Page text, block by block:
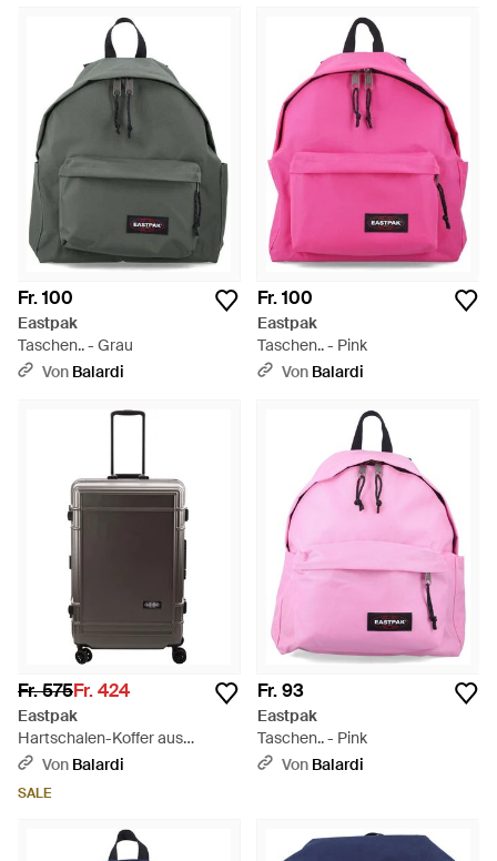
Marke, als er in den 70er Jahren die Firma seines Vaters
übernahm. Seitdem ist das Unternehmen von Stärke zu
Stärke gegangen, revolutioniert Drucktechniken und schafft
Rädergepäck. EASTPAK ist bekannt für seine brillanten
Designer-Kooperationen, vom niederländischen Tattoo-
Künstler „Hanky Panky“ bis zum Pariser Designer Gaspard
Yurkievich.
Fr. 100
Eastpak
Taschen.. - Grau
Von Balardi
Fr. 100
Eastpak
Taschen.. - Pink
Von Balardi
Fr. 575Fr. 424
Eastpak
Hartschalen-Koffer aus
Polycarbonat mit
Grau
Von Balardi
SALE
Fr. 93
Eastpak
Taschen.. - Pink
Von Balardi